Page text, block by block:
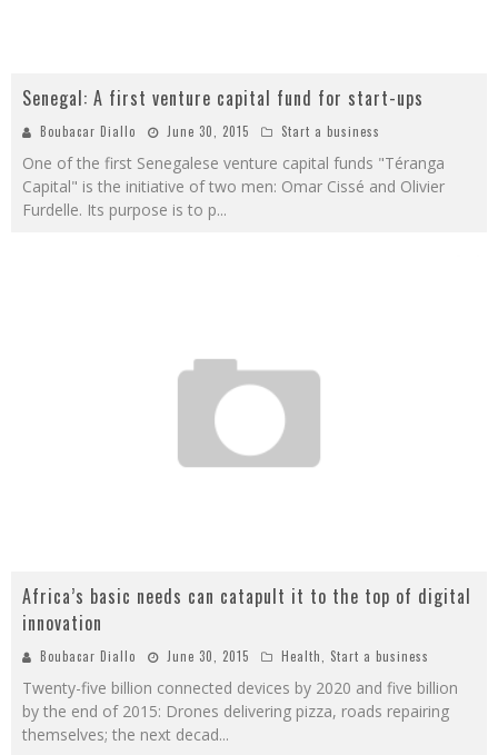
Senegal: A first venture capital fund for start-ups
Boubacar Diallo June 30, 2015 Start a business
One of the first Senegalese venture capital funds "Téranga
Capital" is the initiative of two men: Omar Cissé and Olivier
Furdelle. Its purpose is to p...
Africa’s basic needs can catapult it to the top of digital
innovation
Boubacar Diallo June 30, 2015 Health, Start a business
Twenty-five billion connected devices by 2020 and five billion
by the end of 2015: Drones delivering pizza, roads repairing
themselves; the next decad...